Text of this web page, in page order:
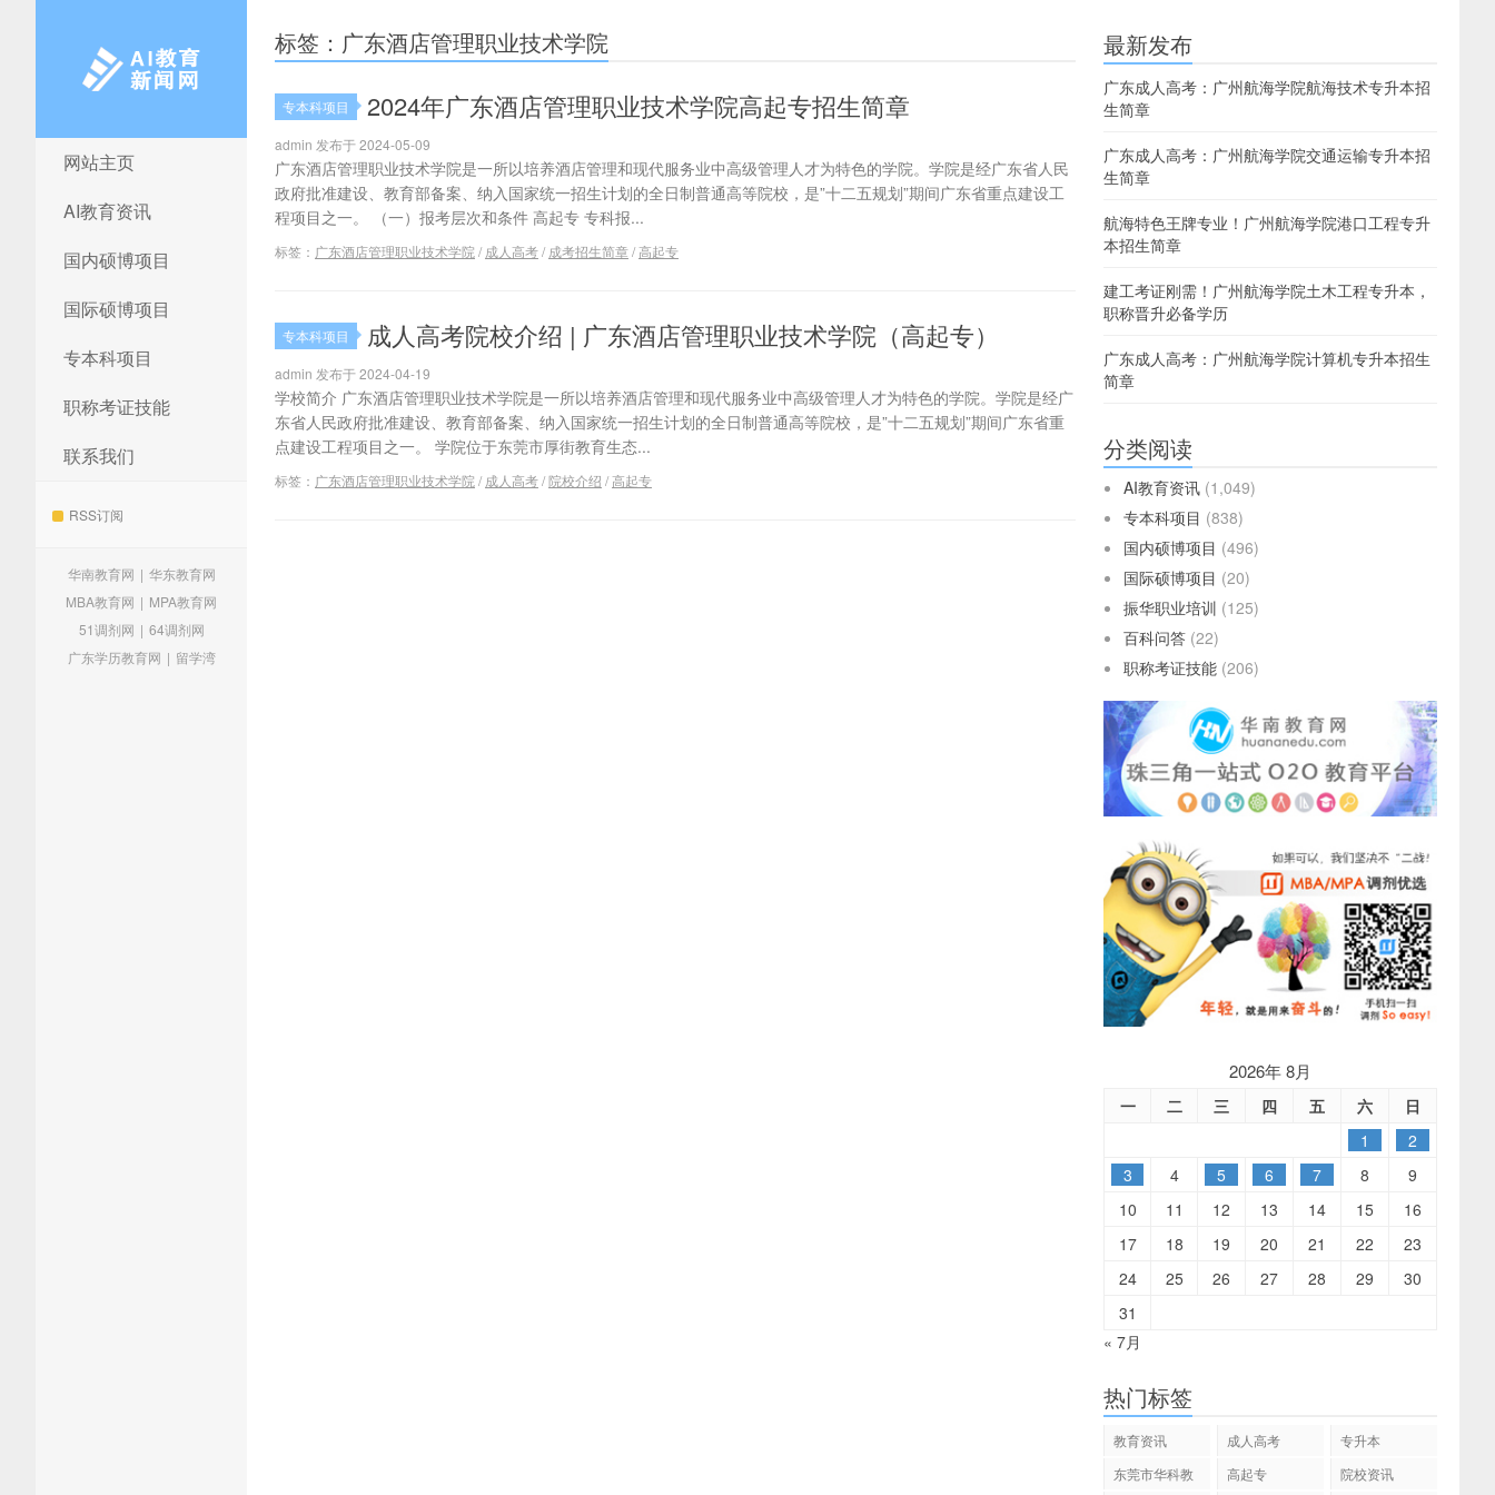
AI教育新闻网
网站主页
AI教育资讯
国内硕博项目
国际硕博项目
专本科项目
职称考证技能
联系我们
RSS订阅
华南教育网 | 华东教育网
MBA教育网 | MPA教育网
51调剂网 | 64调剂网
广东学历教育网 | 留学湾
标签：广东酒店管理职业技术学院
专本科项目 2024年广东酒店管理职业技术学院高起专招生简章
admin 发布于 2024-05-09
广东酒店管理职业技术学院是一所以培养酒店管理和现代服务业中高级管理人才为特色的学院。学院是经广东省人民
政府批准建设、教育部备案、纳入国家统一招生计划的全日制普通高等院校，是”十二五规划”期间广东省重点建设工
程项目之一。 （一）报考层次和条件 高起专 专科报...
标签： 广东酒店管理职业技术学院 / 成人高考/ 成考招生简章/高起专
专本科项目 成人高考院校介绍 | 广东酒店管理职业技术学院（高起专）
admin 发布于 2024-04-19
学校简介 广东酒店管理职业技术学院是一所以培养酒店管理和现代服务业中高级管理人才为特色的学院。学院是经广
东省人民政府批准建设、教育部备案、纳入国家统一招生计划的全日制普通高等院校，是”十二五规划”期间广东省重
点建设工程项目之一。 学院位于东莞市厚街教育生态...
标签： 广东酒店管理职业技术学院 / 成人高考/院校介绍 /高起专
最新发布
广东成人高考：广州航海学院航海技术专升本招
生简章
广东成人高考：广州航海学院交通运输专升本招
生简章
航海特色王牌专业！广州航海学院港口工程专升
本招生简章
建工考证刚需！广州航海学院土木工程专升本，
职称晋升必备学历
广东成人高考：广州航海学院计算机专升本招生
简章
分类阅读
AI教育资讯 (1,049)
专本科项目 (838)
国内硕博项目 (496)
国际硕博项目 (20)
振华职业培训 (125)
百科问答 (22)
职称考证技能 (206)
2026年 8月
一 二 三 四 五 六
日
1
2
3
4 5 6 7 8
9
10
11 12 13 14 15
16
17
18 19 20 21 22
23
24
25 26 27 28 29
30
31
« 7月
热门标签
教育资讯 成人高考
专升本
东莞市华科教
高起专 院校资讯